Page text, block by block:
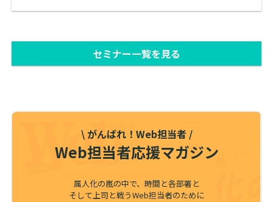
セミナー一覧を見る
\ がんばれ！Web担当者 /
Web担当者応援マガジン
属人化の嵐の中で、時間と各部署と
そして上司と戦うWeb担当者のために